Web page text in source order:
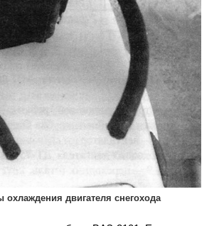
охлаждения двигателя снегохода